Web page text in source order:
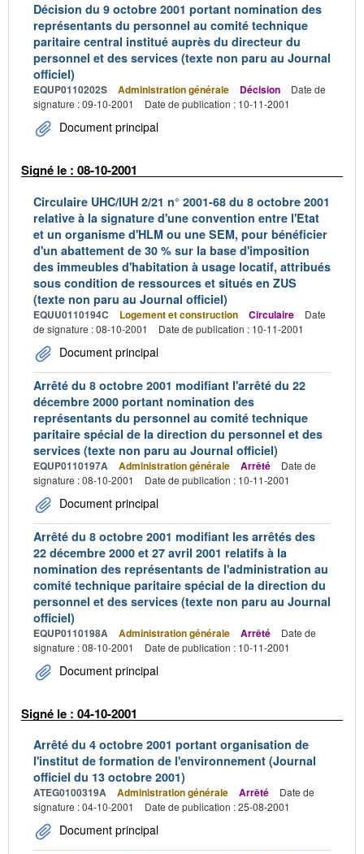
Décision du 9 octobre 2001 portant nomination des
représentants du personnel au comité technique
paritaire central institué auprès du directeur du
personnel et des services (texte non paru au Journal
officiel)
EQUP0110202S Administration générale Décision
Date de
signature : 09-10-2001
Date de publication : 10-11-2001
Document principal
Signé le : 08-10-2001
Circulaire UHC/IUH 2/21 n° 2001-68 du 8 octobre 2001
relative à la signature d'une convention entre l'Etat
et un organisme d'HLM ou une SEM, pour bénéficier
d'un abattement de 30 % sur la base d'imposition
des immeubles d'habitation à usage locatif, attribués
sous condition de ressources et situés en ZUS
(texte non paru au Journal officiel)
EQUU0110194C Logement et construction Circulaire
Date
de signature : 08-10-2001
Date de publication : 10-11-2001
Document principal
Arrêté du 8 octobre 2001 modifiant l'arrêté du 22
décembre 2000 portant nomination des
représentants du personnel au comité technique
paritaire spécial de la direction du personnel et des
services (texte non paru au Journal officiel)
EQUP0110197A Administration générale Arrêté
Date de
signature : 08-10-2001
Date de publication : 10-11-2001
Document principal
Arrêté du 8 octobre 2001 modifiant les arrêtés des
22 décembre 2000 et 27 avril 2001 relatifs à la
nomination des représentants de l'administration au
comité technique paritaire spécial de la direction du
personnel et des services (texte non paru au Journal
officiel)
EQUP0110198A Administration générale Arrêté
Date de
signature : 08-10-2001
Date de publication : 10-11-2001
Document principal
Signé le : 04-10-2001
Arrêté du 4 octobre 2001 portant organisation de
l'institut de formation de l'environnement (Journal
officiel du 13 octobre 2001)
ATEG0100319A Administration générale Arrêté
Date de
signature : 04-10-2001
Date de publication : 25-08-2001
Document principal